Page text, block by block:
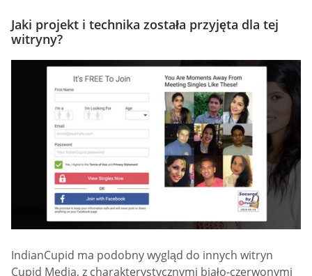
Jaki projekt i technika została przyjęta dla tej
witryny?
IndianCupid ma podobny wygląd do innych witryn
Cupid Media, z charakterystycznymi biało-czerwonymi